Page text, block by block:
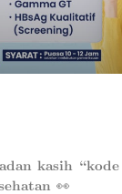
kasih “kode
👀